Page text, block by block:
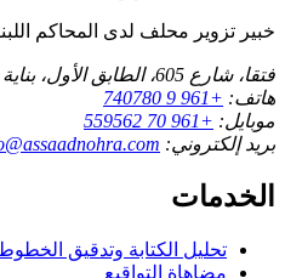
خبير تزوير محلف لدى المحاكم
فتقا، شارع 605، الطابق الأول، بناية 37، جونية / لبنان
هاتف: +961 9 740780
موبايل: +961 70 559562
بريد إلكتروني:
الخدمات
تحليل الكتابة وتدقيق
مضاهاة التواقيع